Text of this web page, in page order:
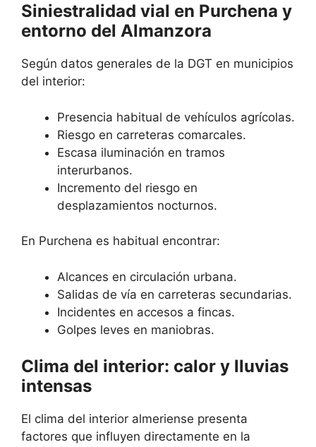
Siniestralidad vial en Purchena y
entorno del Almanzora
Según datos generales de la DGT en municipios
del interior:
Presencia habitual de vehículos agrícolas.
Riesgo en carreteras comarcales.
Escasa iluminación en tramos
interurbanos.
Incremento del riesgo en
desplazamientos nocturnos.
En Purchena es habitual encontrar:
Alcances en circulación urbana.
Salidas de vía en carreteras secundarias.
Incidentes en accesos a fincas.
Golpes leves en maniobras.
Clima del interior: calor y lluvias
intensas
El clima del interior almeriense presenta
factores que influyen directamente en la